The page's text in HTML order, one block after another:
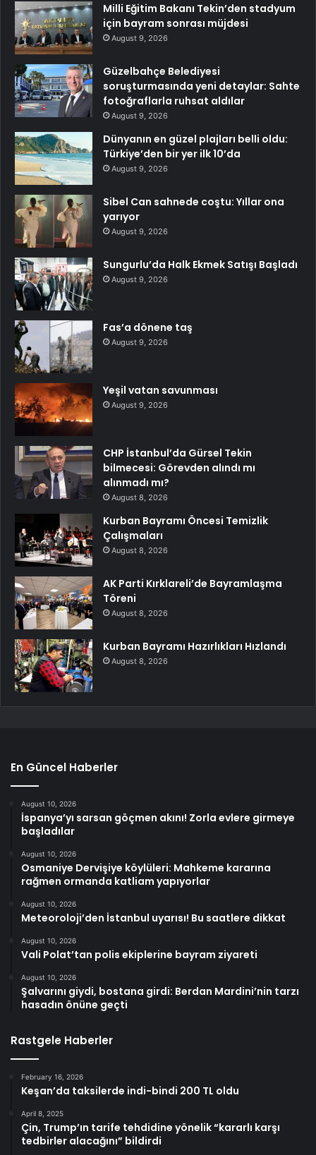
Milli Eğitim Bakanı Tekin’den stadyum
için bayram sonrası müjdesi
August 9, 2026
Güzelbahçe Belediyesi
soruşturmasında yeni detaylar: Sahte
fotoğraflarla ruhsat aldılar
August 9, 2026
Dünyanın en güzel plajları belli oldu:
Türkiye’den bir yer ilk 10’da
August 9, 2026
Sibel Can sahnede coştu: Yıllar ona
yarıyor
August 9, 2026
Sungurlu’da Halk Ekmek Satışı Başladı
August 9, 2026
Fas’a dönene taş
August 9, 2026
Yeşil vatan savunması
August 9, 2026
CHP İstanbul’da Gürsel Tekin
bilmecesi: Görevden alındı mı
alınmadı mı?
August 8, 2026
Kurban Bayramı Öncesi Temizlik
Çalışmaları
August 8, 2026
AK Parti Kırklareli’de Bayramlaşma
Töreni
August 8, 2026
Kurban Bayramı Hazırlıkları Hızlandı
August 8, 2026
En Güncel Haberler
August 10, 2026
İspanya’yı sarsan göçmen akını! Zorla evlere girmeye
başladılar
August 10, 2026
Osmaniye Dervişiye köylüleri: Mahkeme kararına
rağmen ormanda katliam yapıyorlar
August 10, 2026
Meteoroloji’den İstanbul uyarısı! Bu saatlere dikkat
August 10, 2026
Vali Polat’tan polis ekiplerine bayram ziyareti
August 10, 2026
Şalvarını giydi, bostana girdi: Berdan Mardini’nin tarzı
hasadın önüne geçti
Rastgele Haberler
February 16, 2026
Keşan’da taksilerde indi-bindi 200 TL oldu
April 8, 2025
Çin, Trump’ın tarife tehdidine yönelik “kararlı karşı
tedbirler alacağını” bildirdi